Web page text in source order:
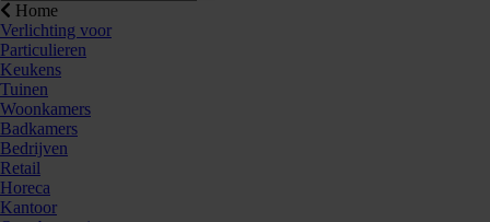
Home
Verlichting voor
Particulieren
Keukens
Tuinen
Woonkamers
Badkamers
Bedrijven
Retail
Horeca
Kantoor